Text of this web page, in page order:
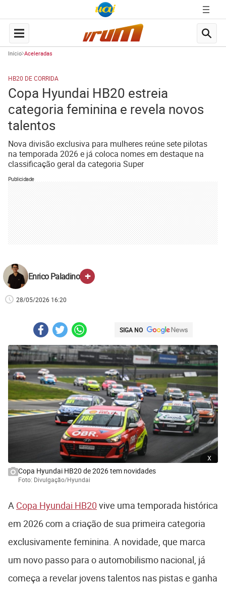
Início Aceleradas
HB20 DE CORRIDA
Copa Hyundai HB20 estreia
categoria feminina e revela novos
talentos
Nova divisão exclusiva para mulheres reúne sete pilotas
na temporada 2026 e já coloca nomes em destaque na
classificação geral da categoria Super
Publicidade
Enrico Paladino +
28/05/2026 16:20
SIGA NO
x
Copa Hyundai HB20 de 2026 tem novidades
Foto: Divulgação/Hyundai
A Copa Hyundai HB20 vive uma temporada histórica
em 2026 com a criação de sua primeira categoria
exclusivamente feminina. A novidade, que marca
um novo passo para o automobilismo nacional, já
começa a revelar jovens talentos nas pistas e ganha